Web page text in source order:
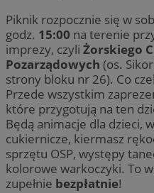
Piknik rozpocznie się w
godz. 15:00 na terenie
imprezy, czyli Żorskiego
Pozarządowych (os.
strony bloku nr 26). Co
Przede wszystkim
które przygotują na ten
Będą animacje dla dzieci,
cukiernicze, kiermasz
sprzętu OSP, występy
kolorowe warkoczyki. To
zupełnie bezpłatnie!